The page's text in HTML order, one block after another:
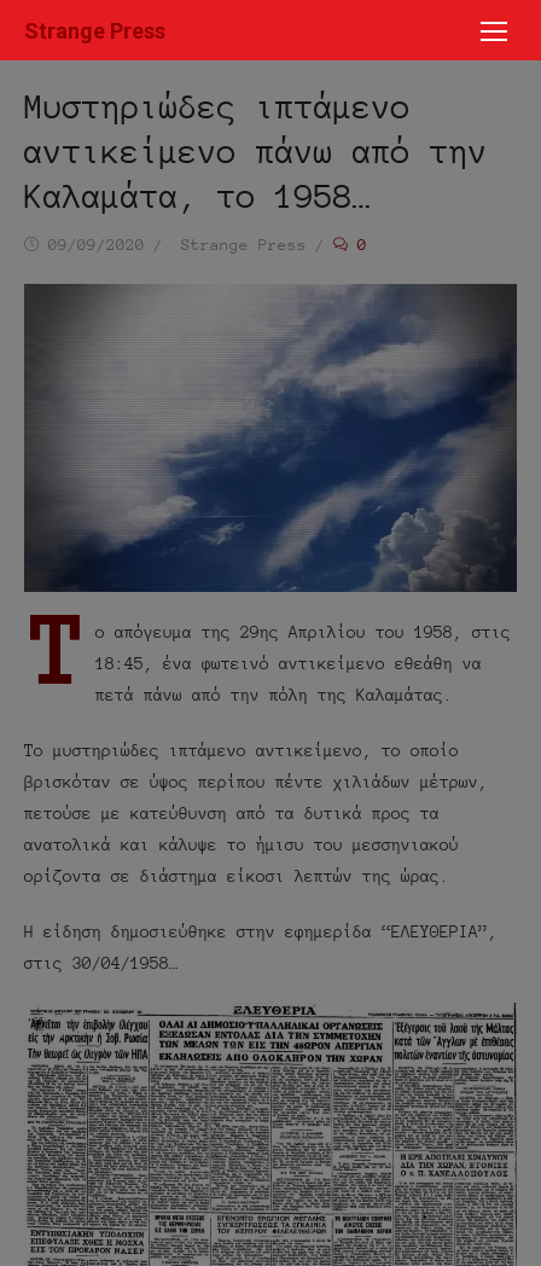
Strange Press
Μυστηριώδες ιπτάμενο
αντικείμενο πάνω από την
Καλαμάτα, το 1958…
Ημ/09/09/2020 Συντάκτης
Strange Press 0
Τ
ο απόγευμα της 29ης Απριλίου του 1958, στις
18:45, ένα φωτεινό αντικείμενο εθεάθη να
πετά πάνω από την πόλη της Καλαμάτας.
Το μυστηριώδες ιπτάμενο αντικείμενο, το οποίο
βρισκόταν σε ύψος περίπου πέντε χιλιάδων μέτρων,
πετούσε με κατεύθυνση από τα δυτικά προς τα
ανατολικά και κάλυψε το ήμισυ του μεσσηνιακού
ορίζοντα σε διάστημα είκοσι λεπτών της ώρας.
Η είδηση δημοσιεύθηκε στην εφημερίδα “ΕΛΕΥΘΕΡΙΑ”,
στις 30/04/1958…